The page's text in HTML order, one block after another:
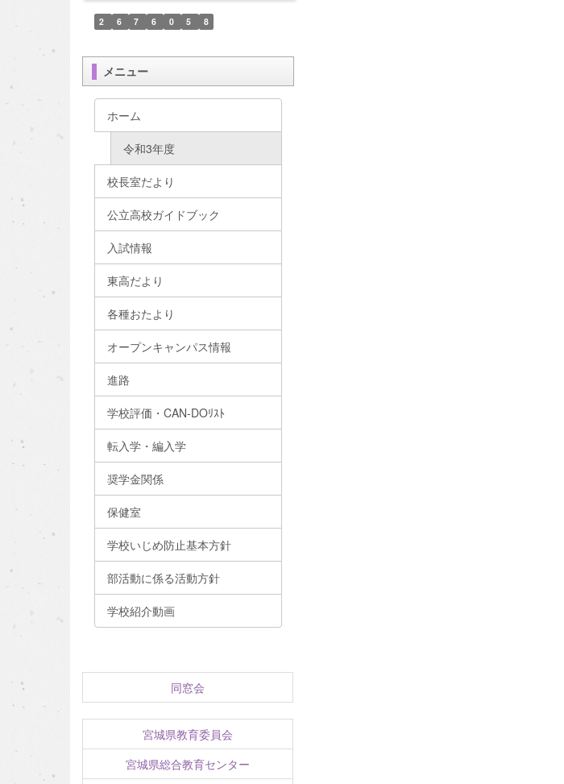
2 6 7 6 0 5 8
メニュー
ホーム
令和3年度
校長室だより
公立高校ガイドブック
入試情報
東高だより
各種おたより
オープンキャンパス情報
進路
学校評価・CAN-DOﾘｽﾄ
転入学・編入学
奨学金関係
保健室
学校いじめ防止基本方針
部活動に係る活動方針
学校紹介動画
同窓会
宮城県教育委員会
宮城県総合教育センター